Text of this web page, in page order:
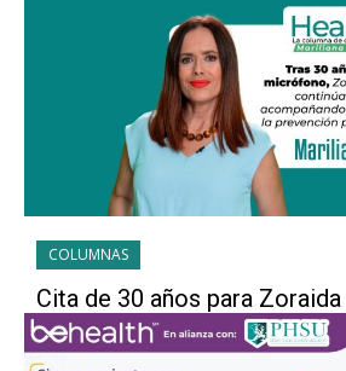
COLUMNAS
Cita de 30 años para